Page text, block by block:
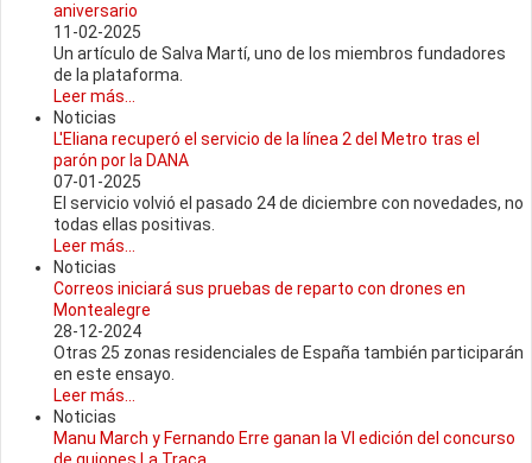
aniversario
11-02-2025
Un artículo de Salva Martí, uno de los miembros fundadores
de la plataforma.
Leer más...
Noticias
L'Eliana recuperó el servicio de la línea 2 del Metro tras el
parón por la DANA
07-01-2025
El servicio volvió el pasado 24 de diciembre con novedades, no
todas ellas positivas.
Leer más...
Noticias
Correos iniciará sus pruebas de reparto con drones en
Montealegre
28-12-2024
Otras 25 zonas residenciales de España también participarán
en este ensayo.
Leer más...
Noticias
Manu March y Fernando Erre ganan la VI edición del concurso